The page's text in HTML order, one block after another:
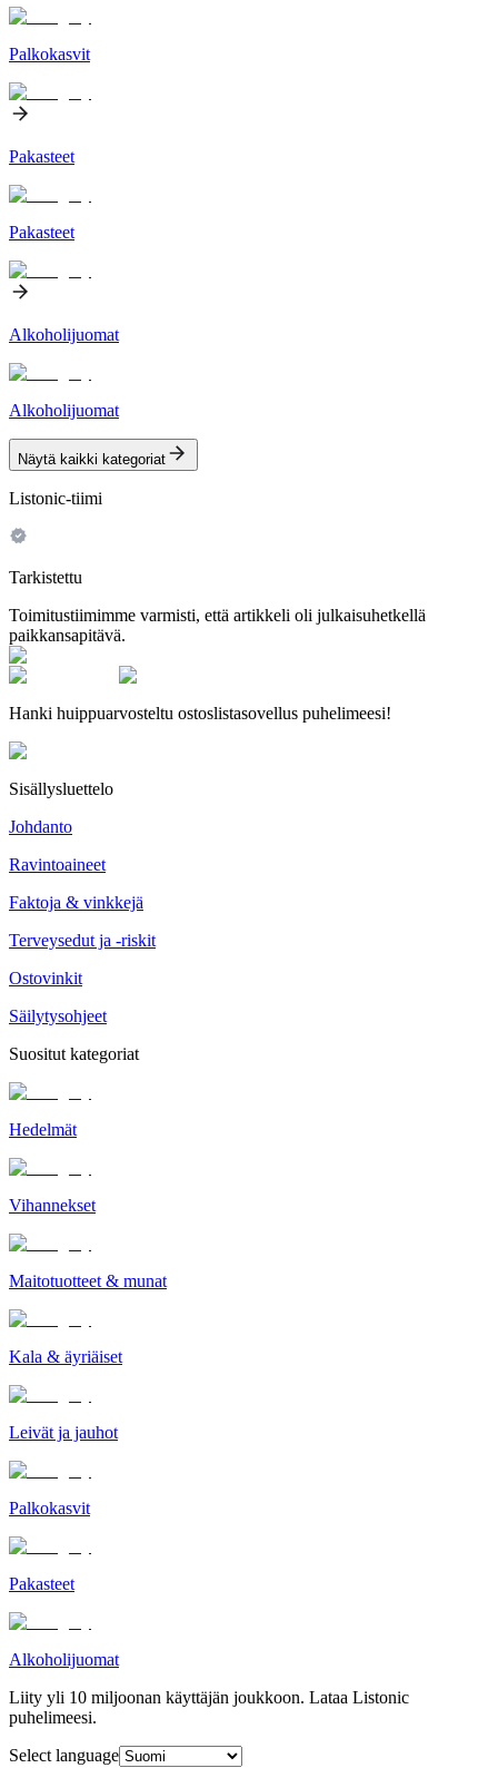
Palkokasvit
Pakasteet
Pakasteet
Alkoholijuomat
Alkoholijuomat
Näytä kaikki kategoriat
Listonic-tiimi
Tarkistettu
Toimitustiimimme varmisti, että artikkeli oli julkaisuhetkellä
paikkansapitävä.
Hanki huippuarvosteltu ostoslistasovellus puhelimeesi!
Sisällysluettelo
Johdanto
Ravintoaineet
Faktoja & vinkkejä
Terveysedut ja -riskit
Ostovinkit
Säilytysohjeet
Suositut kategoriat
Hedelmät
Vihannekset
Maitotuotteet & munat
Kala & äyriäiset
Leivät ja jauhot
Palkokasvit
Pakasteet
Alkoholijuomat
Liity yli 10 miljoonan käyttäjän joukkoon. Lataa Listonic
puhelimeesi.
Select language